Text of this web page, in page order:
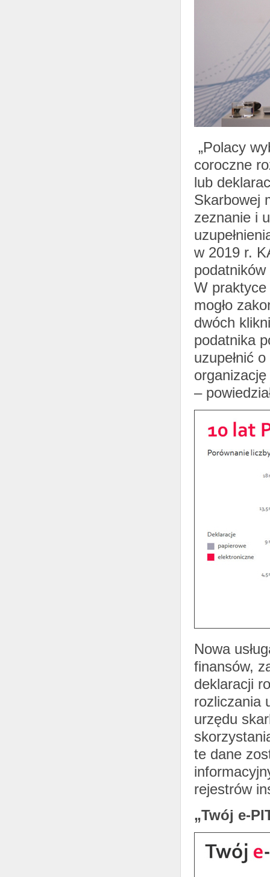
„Polacy
coroczne
lub
Skarbowej
zeznanie i
w 2019 r.
W
mogło
dwóch
podatnika
uzupełnić
–
Nowa
finansów,
deklaracji
rozliczania
urzędu
te dane
rejestrów
„Twój e-